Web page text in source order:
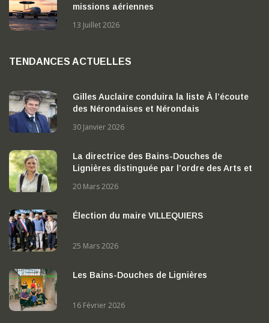
missions aériennes
13 Juillet 2026
TENDANCES ACTUELLES
Gilles Auclaire conduira la liste À l’écoute
des Nérondaises et Nérondais
30 Janvier 2026
La directrice des Bains-Douches de
Lignières distinguée par l’ordre des Arts et
20 Mars 2026
Élection du maire VILLEQUIERS
25 Mars 2026
Les Bains-Douches de Lignières
16 Février 2026